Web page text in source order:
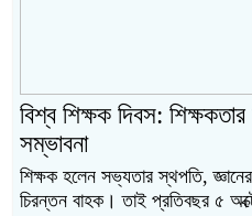
বিশ্ব শিক্ষক দিবস:
সম্ভাবনা
শিক্ষক হলেন সভ্যতার স্থপতি,
চিরন্তন বাহক। তাই প্রতিবছর ৫